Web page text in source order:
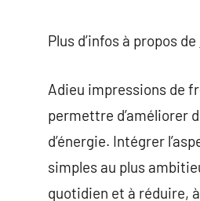
Plus d’infos à propos de
Adieu impressions de
permettre d’améliorer
d’énergie. Intégrer
simples au plus
quotidien et à réduire,